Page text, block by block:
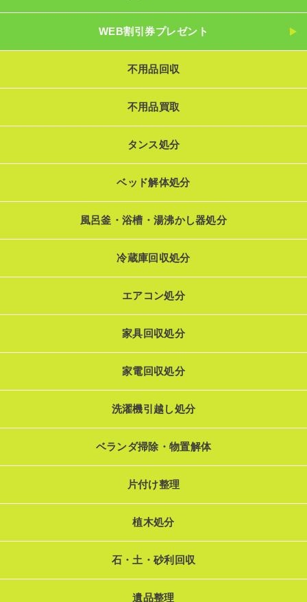
WEB割引券プレゼント
不用品回収
不用品買取
タンス処分
ベッド解体処分
風呂釜・浴槽・湯沸かし器処分
冷蔵庫回収処分
エアコン処分
家具回収処分
家電回収処分
洗濯機引越し処分
ベランダ掃除・物置解体
片付け整理
植木処分
石・土・砂利回収
遺品整理